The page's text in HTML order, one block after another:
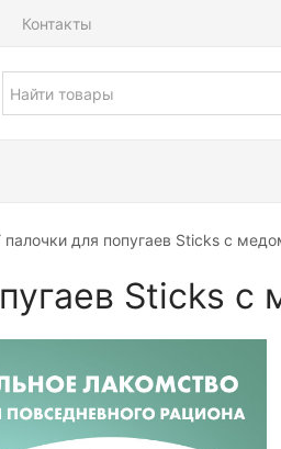
Контакты
палочки для попугаев Sticks с
Sticks с